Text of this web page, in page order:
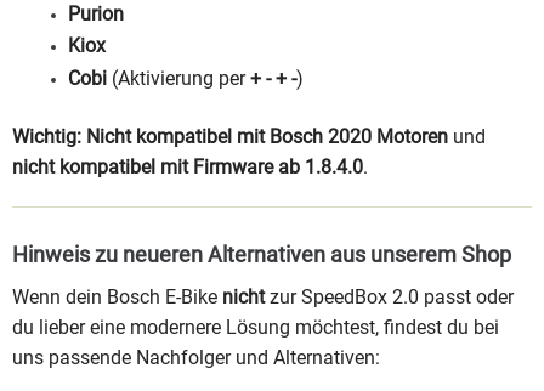
Purion
Kiox
Cobi (Aktivierung per+ - + -)
Wichtig: Nicht kompatibel mit Bosch 2020 Motoren und
nicht kompatibel mit Firmware ab 1.8.4.0.
Hinweis zu neueren Alternativen aus unserem Shop
Wenn dein Bosch E-Bike nichtzur SpeedBox 2.0 passt oder
du lieber eine modernere Lösung möchtest, findest du bei
uns passende Nachfolger und Alternativen: